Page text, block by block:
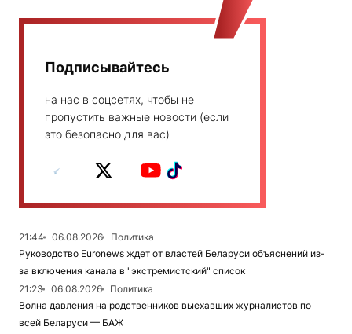
Подписывайтесь
на нас в соцсетях, чтобы не
пропустить важные новости (если
это безопасно для вас)
21:44 06.08.2026
Политика
Руководство Euronews ждет от властей Беларуси объяснений из-
за включения канала в "экстремистский" список
21:23
06.08.2026
Политика
Волна давления на родственников выехавших журналистов по
всей Беларуси — БАЖ